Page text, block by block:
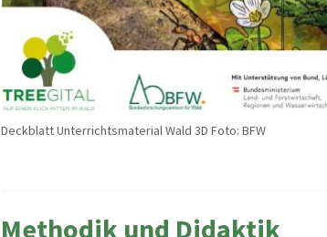
Deckblatt Unterrichtsmaterial Wald 3D Foto: BFW
Methodik und Didaktik